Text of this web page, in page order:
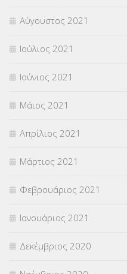
Αύγουστος 2021
Ιούλιος 2021
Ιούνιος 2021
Μάιος 2021
Απρίλιος 2021
Μάρτιος 2021
Φεβρουάριος 2021
Ιανουάριος 2021
Δεκέμβριος 2020